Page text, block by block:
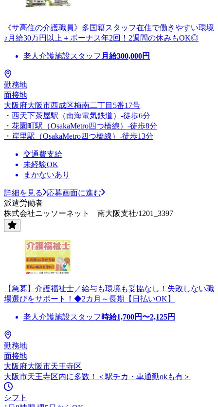
《サ高住の介護職員》多国籍スタッフ在住で働きやすい環境
♪月給30万円以上＋ボーナス年2回！2週間の休みもOK◎
老人介護施設スタッフ 月給300,000円
勤務地
面接地
大阪府大阪市西成区梅南二丁目5番17号
・西天下茶屋駅（南海電気鉄道）-徒歩6分
・花園町駅（OsakaMetro四つ橋線）-徒歩8分
・岸里駅（OsakaMetro四つ橋線）-徒歩13分
交通費支給
未経験OK
まかないあり
詳細を見る
応募画面に進む
派遣労働者
株式会社ニッソーネット 南大阪支社/1201_3397
【急募】介護福祉士／給与も環境も妥協なし！失敗しない職
場選びをサポート！◆2カ月～長期【日払いOK】
老人介護施設スタッフ 時給1,700円〜2,125円
勤務地
面接地
大阪府大阪市天王寺区
大阪市天王寺区内に多数！＜駅チカ・車通勤okも有＞
シフト